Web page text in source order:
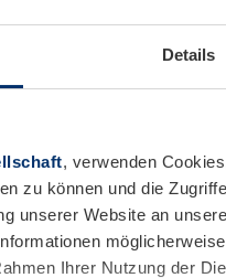
Details
, verwenden
zu können und die
unserer Website an
Ihrer Nutzung der